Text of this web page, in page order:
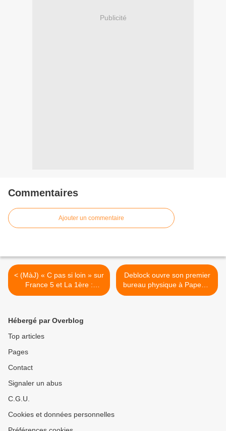
Publicité
Commentaires
Ajouter un commentaire
< (MàJ) « C pas si loin » sur
France 5 et La 1ère :
découvrez la
Deblock ouvre son premier
bureau physique à Papeete
! >
Hébergé par Overblog
Top articles
Pages
Contact
Signaler un abus
C.G.U.
Cookies et données personnelles